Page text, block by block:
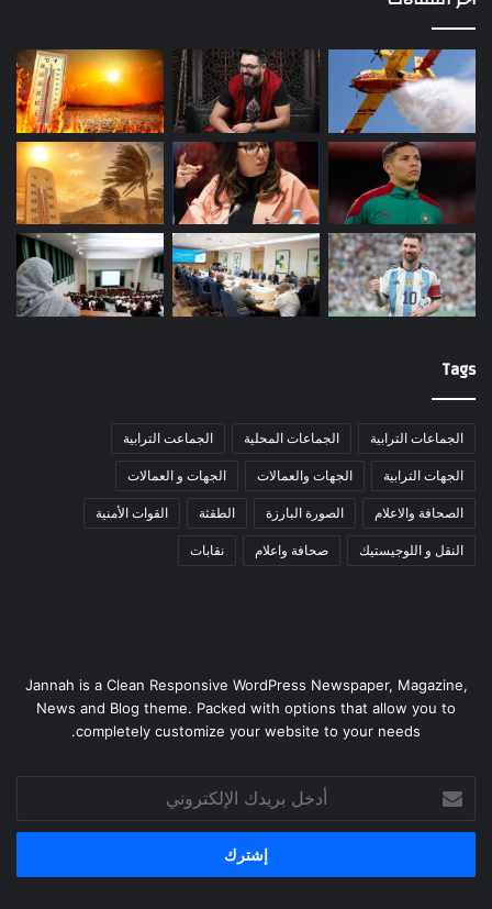
Tags
الجماعات الترابية الجماعات المحلية الجماعت الترابية
الجهات الترابية الجهات والعمالات الجهات و العمالات
الصحافة والاعلام الصورة البارزة الطقثة القوات الأمنية
النقل و اللوجيستيك صحافة واعلام نقابات
Jannah is a Clean Responsive WordPress Newspaper, Magazine,
News and Blog theme. Packed with options that allow you to
completely customize your website to your needs.
بريدك
الإلكتروني